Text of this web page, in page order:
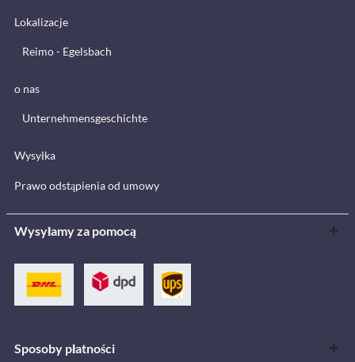
Lokalizacje
Reimo - Egelsbach
o nas
Unternehmensgeschichte
Wysyłka
Prawo odstąpienia od umowy
Wysyłamy za pomocą
Sposoby płatności